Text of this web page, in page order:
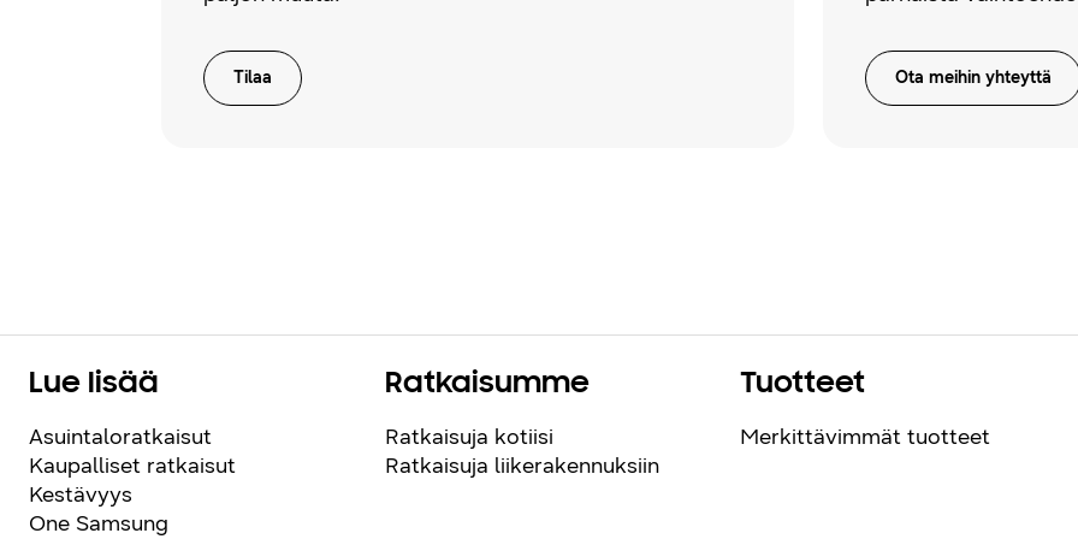
Tilaa Ota meihin yhteyttä
Lue lisää
Asuintaloratkaisut
Kaupalliset ratkaisut
Kestävyys
One Samsung
Ratkaisumme
Ratkaisuja kotiisi
Ratkaisuja liikerakennuksiin
Tuotteet
Merkittävimmät tuotteet